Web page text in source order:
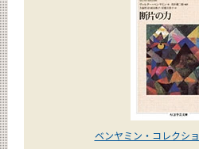
ベンヤミン・コレクシ